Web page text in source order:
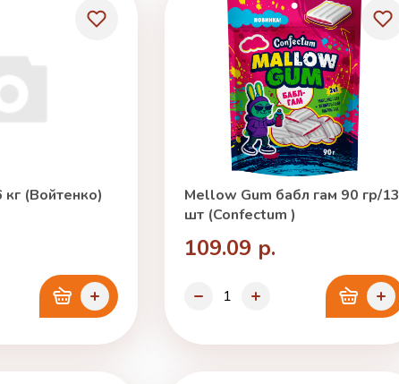
(Войтенко)
Mellow Gum бабл гам 90 гр/13
шт (Confectum )
109.09 р.